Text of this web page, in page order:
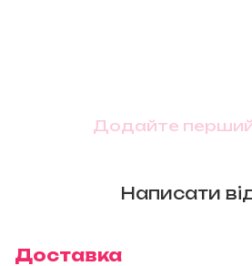
Додайте перший
Написати
Доставка